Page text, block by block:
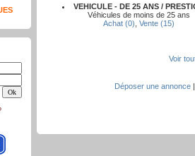
VEHICULE - DE 25 ANS /
Véhicules de moins de 25 ans
Achat (0) Vente (15)
Voir
Déposer une annonce